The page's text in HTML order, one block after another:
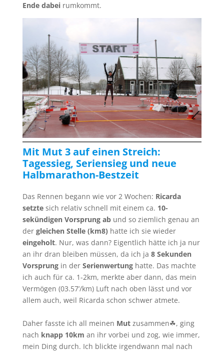
Ende dabeirumkommt.
Mit Mut 3 auf einen Streich:
Tagessieg, Seriensieg und neue
Halbmarathon-Bestzeit
Das Rennen begann wie vor 2 Wochen: Ricarda
setztesich relativ schnell mit einem ca. 10-
sekündigen Vorsprung ab und so ziemlich genau an
der gleichen Stelle (km8) hatte ich sie wieder
eingeholt. Nur, was dann? Eigentlich hätte ich ja nur
an ihr dran bleiben müssen, da ich ja 8 Sekunden
Vorsprungin der Serienwertung hatte. Das machte
ich auch für ca. 1-2km, merkte aber dann, das mein
Vermögen (03.57’/km) Luft nach oben lässt und vor
allem auch, weil Ricarda schon schwer atmete.
Daher fasste ich all meinen Mut zusammen☘, ging
nach knapp 10km an ihr vorbei und zog, wie immer,
mein Ding durch. Ich blickte irgendwann mal nach